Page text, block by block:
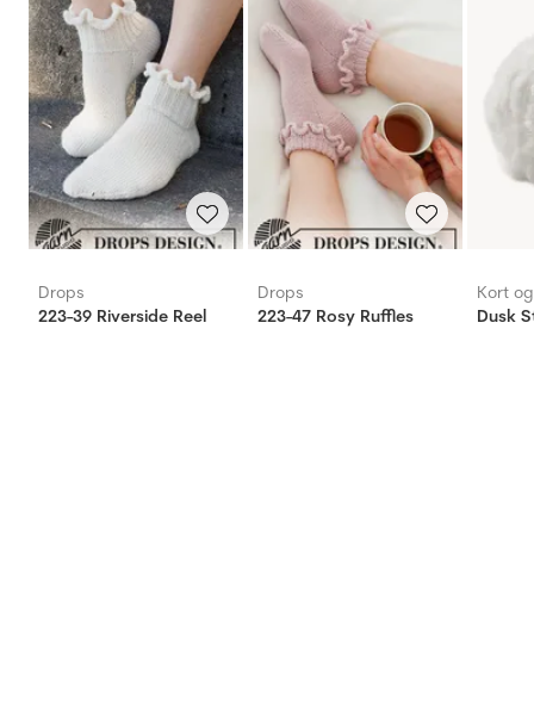
Drops
223-39 Riverside Reel
Drops
223-47 Rosy Ruffles
Kort
Dusk